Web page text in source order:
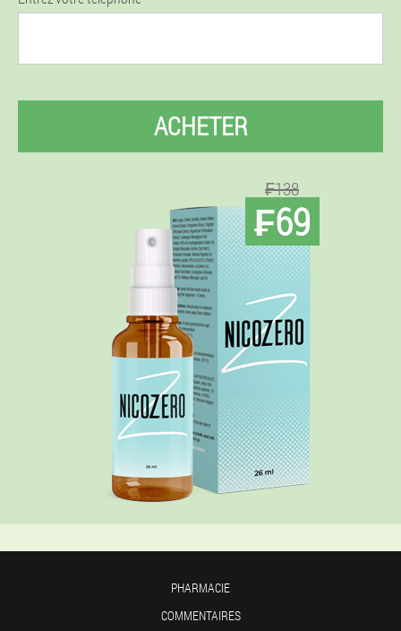
ACHETER
₣138
₣69
PHARMACIE
COMMENTAIRES